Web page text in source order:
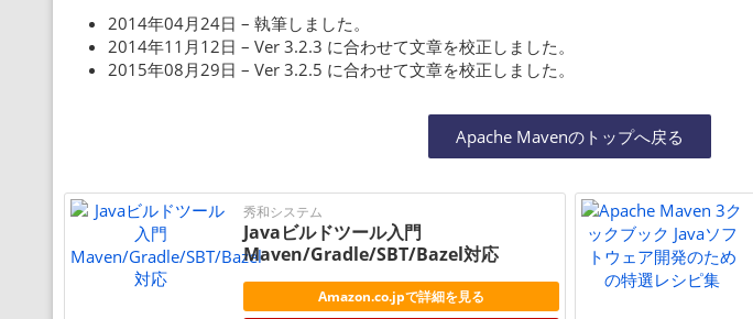
2014年04月24日 – 執筆しました。
2014年11月12日 – Ver 3.2.3 に合わせて文章を校正しました。
2015年08月29日 – Ver 3.2.5 に合わせて文章を校正しました。
Apache Mavenのトップへ戻る
秀和システム
Javaビルドツール入門
Maven/Gradle/SBT/Bazel対応
Amazon.co.jpで詳細を見る